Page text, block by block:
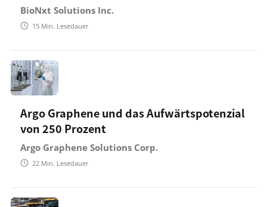
BioNxt Solutions Inc.
15 Min. Lesedauer
Argo Graphene und das Aufwärtspotenzial
von 250 Prozent
Argo Graphene Solutions Corp.
22 Min. Lesedauer